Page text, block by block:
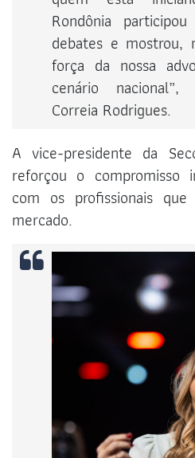
Rondônia
debates e mostrou,
força da nossa
cenário
Correia Rodrigues.
A vice-presidente da
reforçou o compromisso
com os profissionais
mercado.